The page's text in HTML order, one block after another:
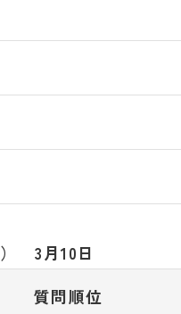
3月10日
質問順位